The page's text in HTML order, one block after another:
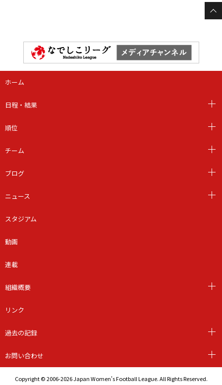
ホーム
日程・結果
順位
チーム
ブログ
ニュース
スタジアム
動画
連載
組織概要
リンク
過去の記録
お問い合わせ
Copyright © 2006-2026 Japan Women's Football League. All Rights Reserved.